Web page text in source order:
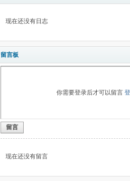
现在还没有日志
留言板
你需要登录后才可以留言
留言
现在还没有留言